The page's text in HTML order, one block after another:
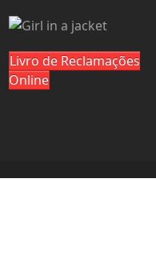
Livro de Reclamações
Online